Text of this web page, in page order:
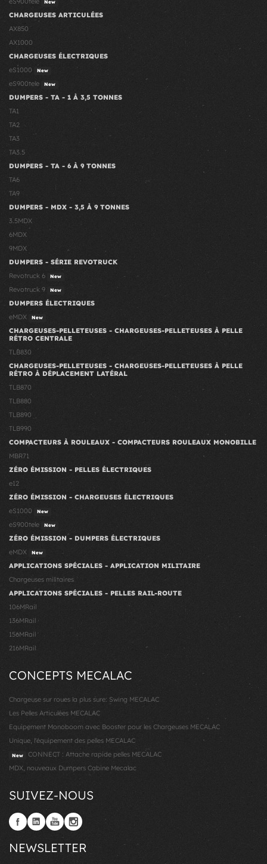
New
CHARGEUSES ARTICULÉES
AX850
AX1000
CHARGEUSES ÉLECTRIQUES
eS1000
New
eS900tele New
DUMPERS - TA - 1 À 3,5 TONNES
TA1
TA2
TA3
TA3.5
DUMPERS - TA - 6 À 9 TONNES
TA6
TA9
DUMPERS - MDX - 3,5 À 9 TONNES
3.5MDX
6MDX
9MDX
DUMPERS - SÉRIE REVOTRUCK
Revotruck 6
New
Revotruck 9 New
DUMPERS ÉLECTRIQUES
eMDX
New
CHARGEUSES-PELLETEUSES - CHARGEUSES-PELLETEUSES À PELLE
RÉTRO CENTRALE
TLB830
CHARGEUSES-PELLETEUSES - CHARGEUSES-PELLETEUSES À PELLE
RÉTRO À DÉPLACEMENT LATÉRAL
TLB870
TLB880
TLB890
TLB990
COMPACTEURS À ROULEAUX - COMPACTEURS ROULEAUX MONOBILLE
MBR71
ZÉRO ÉMISSION - PELLES ÉLECTRIQUES
e12
ZÉRO ÉMISSION - CHARGEUSES ÉLECTRIQUES
eS1000
New
eS900tele New
ZÉRO ÉMISSION - DUMPERS ÉLECTRIQUES
eMDX
New
APPLICATIONS SPÉCIALES - APPLICATION MILITAIRE
Chargeuses militaires
APPLICATIONS SPÉCIALES - PELLES RAIL-ROUTE
106MRail
136MRail
156MRail
216MRail
CONCEPTS MECALAC
Chargeuse sur roues la plus sure: Swing MECALAC
Les Pelles Articulées MECALAC
Equipement Monoboom avec Booster pour les Chargeuses MECALAC
Unique, l'équipement des pelles MECALAC
New
CONNECT : Attache rapide pelles MECALAC
MDX, nouveaux Dumpers Cabine Mecalac
SUIVEZ-NOUS
NEWSLETTER